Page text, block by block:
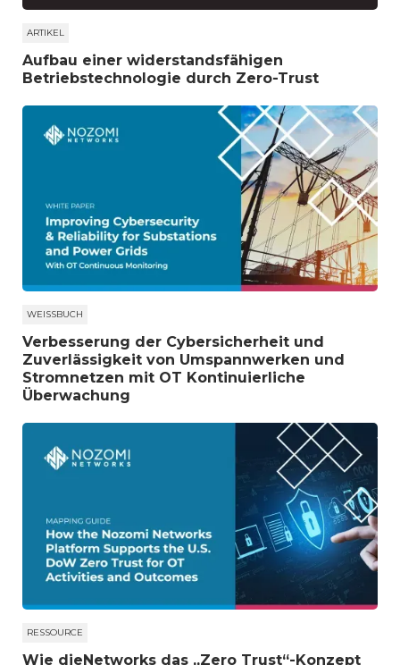
ARTIKEL
Aufbau einer widerstandsfähigen
Betriebstechnologie durch Zero-Trust
WEISSBUCH
Verbesserung der Cybersicherheit und
Zuverlässigkeit von Umspannwerken und
Stromnetzen mit OT Kontinuierliche
Überwachung
RESSOURCE
Wie dieNetworks das „Zero Trust“-Konzept